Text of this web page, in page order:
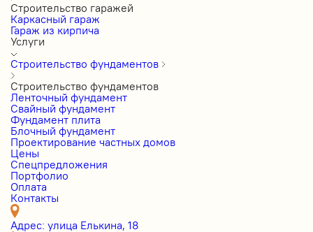
Строительство гаражей
Каркасный гараж
Гараж из кирпича
Услуги
Строительство фундаментов
Строительство фундаментов
Ленточный фундамент
Свайный фундамент
Фундамент плита
Блочный фундамент
Проектирование частных домов
Цены
Cпецпредложения
Портфолио
Оплата
Контакты
Адрес: улица Елькина, 18